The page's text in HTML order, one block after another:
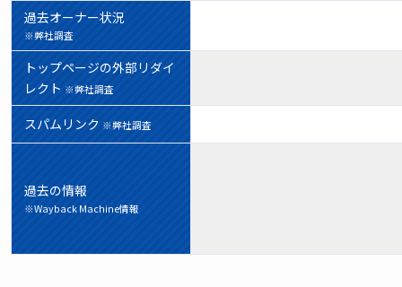
過去オーナー状況
※弊社調査
トップページの外部リダイ
レクト ※弊社調査
スパムリンク ※弊社調査
過去の情報
※Wayback Machine情報